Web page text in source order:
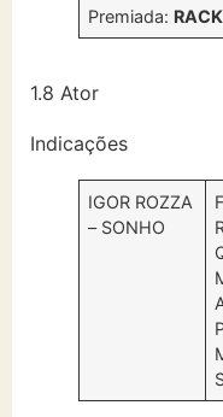
Premiada:
1.8 Ator
Indicações
IGOR ROZZA
– SONHO